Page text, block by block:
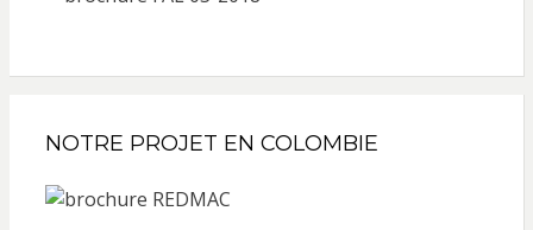
NOTRE PROJET EN COLOMBIE